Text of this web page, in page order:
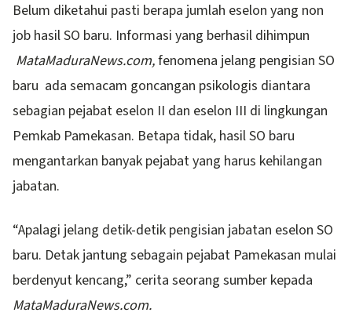
Belum diketahui pasti berapa jumlah eselon yang non
job hasil SO baru. Informasi yang berhasil dihimpun
MataMaduraNews.com,fenomena jelang pengisian SO
baru ada semacam goncangan psikologis diantara
sebagian pejabat eselon II dan eselon III di lingkungan
Pemkab Pamekasan. Betapa tidak, hasil SO baru
mengantarkan banyak pejabat yang harus kehilangan
jabatan.
“Apalagi jelang detik-detik pengisian jabatan eselon SO
baru. Detak jantung sebagain pejabat Pamekasan mulai
berdenyut kencang,” cerita seorang sumber kepada
MataMaduraNews.com.